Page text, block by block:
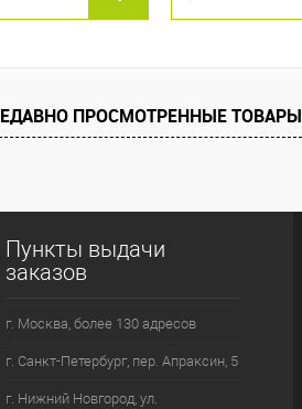
ПРОСМОТРЕННЫЕ ТОВАРЫ
Пункты выдачи
заказов
г. Москва, более 130 адресов
г. Санкт-Петербург, пер. Апраксин, 5
г. Нижний Новгород, ул.